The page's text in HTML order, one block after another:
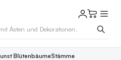
BlütenbäumeStämme